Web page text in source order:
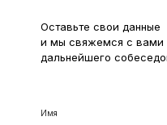
Оставьте свои данные
и мы свяжемся с вами
дальнейшего
Имя